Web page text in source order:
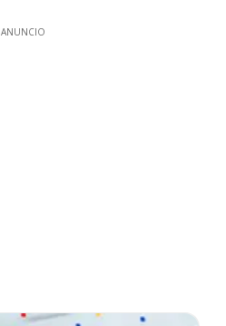
ANUNCIO